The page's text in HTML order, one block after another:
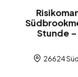
Stunde
26624